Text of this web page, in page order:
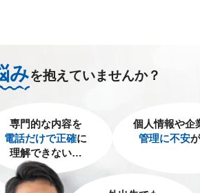
みを抱えていませんか？
専門的な内容を
電話だけで正確に
理解できない…
個人情報や企
管理に不安